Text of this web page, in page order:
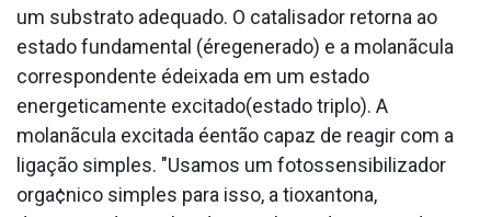
um substrato adequado. O catalisador retorna ao
estado fundamental (éregenerado) e a molanãcula
correspondente édeixada em um estado
energeticamente excitado(estado triplo). A
molanãcula excitada éentão capaz de reagir com a
ligação simples. "Usamos um fotossensibilizador
orga¢nico simples para isso, a tioxantona,